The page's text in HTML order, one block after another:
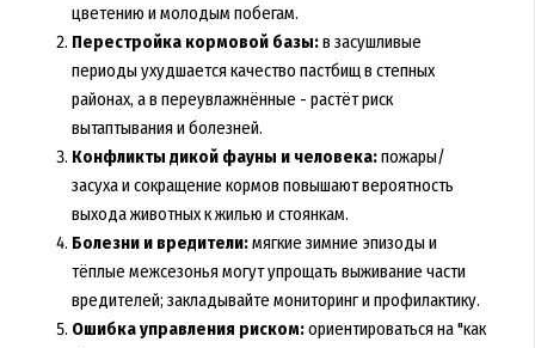
цветению и молодым побегам.
Перестройка кормовой базы:в засушливые
периоды ухудшается качество пастбищ в степных
районах, а в переувлажнённые - растёт риск
вытаптывания и болезней.
Конфликты дикой фауны и человека:пожары/
засуха и сокращение кормов повышают вероятность
выхода животных к жилью и стоянкам.
Болезни и вредители:мягкие зимние эпизоды и
тёплые межсезонья могут упрощать выживание части
вредителей; закладывайте мониторинг и профилактику.
Ошибка управления риском:ориентироваться на "как